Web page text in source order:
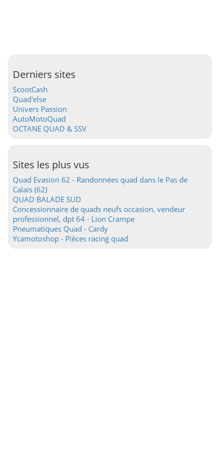
Derniers sites
ScootCash
Quad'else
Univers Passion
AutoMotoQuad
OCTANE QUAD & SSV
Sites les plus vus
Quad Evasion 62 - Randonnées quad dans le Pas de
Calais (62)
QUAD BALADE SUD
Concessionnaire de quads neufs occasion, vendeur
professionnel, dpt 64 - Lion Crampe
Pneumatiques Quad - Cardy
Ycamotoshop - Pièces racing quad